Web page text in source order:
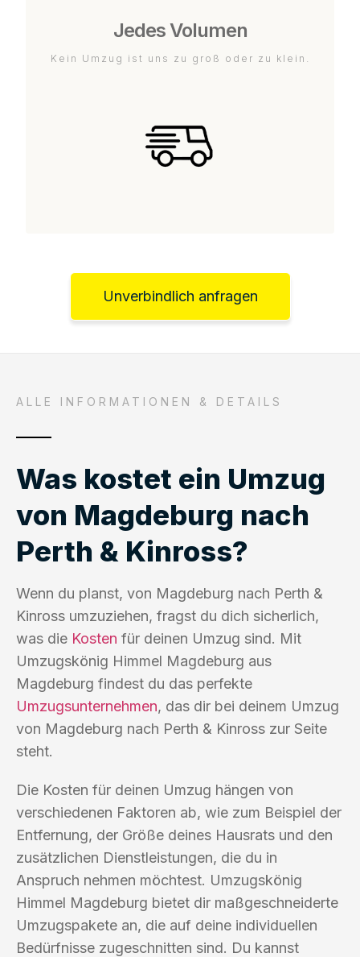
Jedes Volumen
Kein Umzug ist uns zu groß oder zu klein.
Unverbindlich anfragen
ALLE INFORMATIONEN & DETAILS
Was kostet ein Umzug
von Magdeburg nach
Perth & Kinross?
Wenn du planst, von Magdeburg nach Perth &
Kinross umzuziehen, fragst du dich sicherlich,
was die Kosten für deinen Umzug sind. Mit
Umzugskönig Himmel Magdeburg aus
Magdeburg findest du das perfekte
Umzugsunternehmen, das dir bei deinem Umzug
von Magdeburg nach Perth & Kinross zur Seite
steht.
Die Kosten für deinen Umzug hängen von
verschiedenen Faktoren ab, wie zum Beispiel der
Entfernung, der Größe deines Hausrats und den
zusätzlichen Dienstleistungen, die du in
Anspruch nehmen möchtest. Umzugskönig
Himmel Magdeburg bietet dir maßgeschneiderte
Umzugspakete an, die auf deine individuellen
Bedürfnisse zugeschnitten sind. Du kannst